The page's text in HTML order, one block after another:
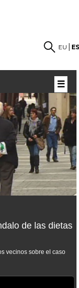
EU
de las dietas
vecinos sobre el caso
☰